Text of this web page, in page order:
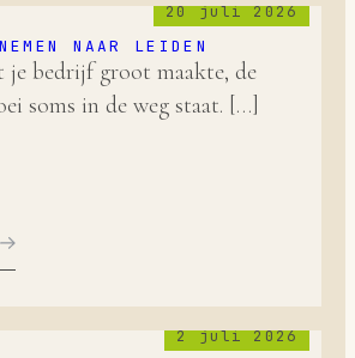
20 juli 2026
NAAR LEIDEN
je bedrijf groot maakte, de
soms in de weg staat. […]
2 juli 2026